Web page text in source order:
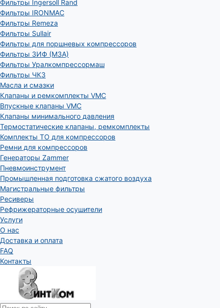
Фильтры Ingersoll Rand
Фильтры IRONMAC
Фильтры Remeza
Фильтры Sullair
Фильтры для поршневых компрессоров
Фильтры ЗИФ (МЗА)
Фильтры Уралкомпрессормаш
Фильтры ЧКЗ
Масла и смазки
Клапаны и ремкомплекты VMC
Впускные клапаны VMC
Клапаны минимального давления
Термостатические клапаны, ремкомплекты
Комплекты ТО для компрессоров
Ремни для компрессоров
Генераторы Zammer
Пневмоинструмент
Промышленная подготовка сжатого воздуха
Магистральные фильтры
Ресиверы
Рефрижераторные осушители
Услуги
О нас
Доставка и оплата
FAQ
Контакты